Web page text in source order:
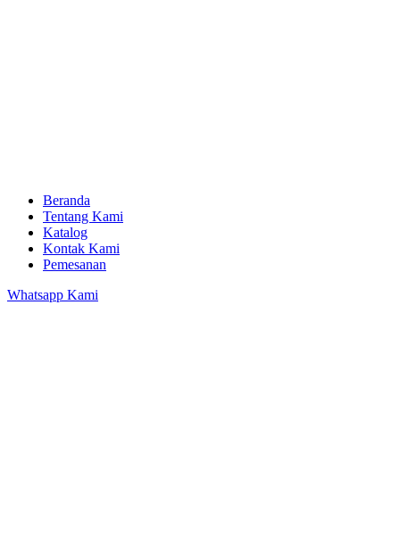
Beranda
Tentang Kami
Katalog
Kontak Kami
Pemesanan
Whatsapp Kami